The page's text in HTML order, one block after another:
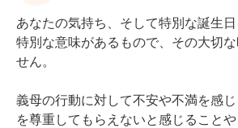
あなたの気持ち、そして特別な誕生
特別な意味があるもので、その大切
せん。
義母の行動に対して不安や不満を感
を尊重してもらえないと感じること